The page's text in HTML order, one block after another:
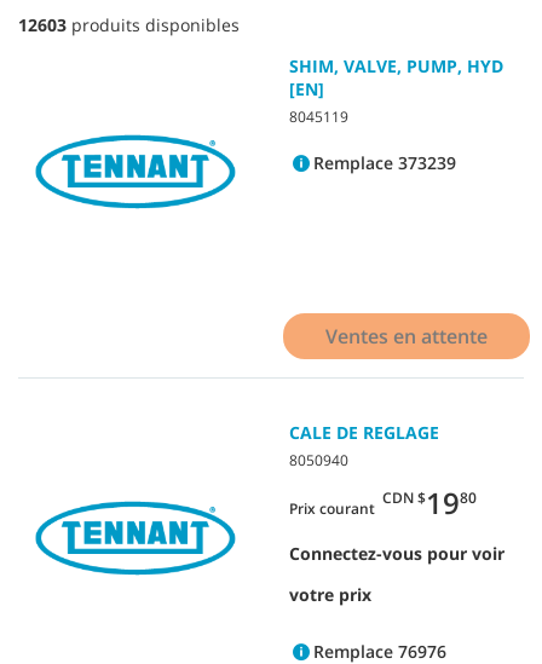
12603 produits disponibles
SHIM, VALVE, PUMP, HYD
[EN]
8045119
Remplace 373239
Ventes en attente
CALE DE REGLAGE
8050940
Prix courant
CDN $1980
Connectez-vous pour voir
votre prix
Remplace 76976